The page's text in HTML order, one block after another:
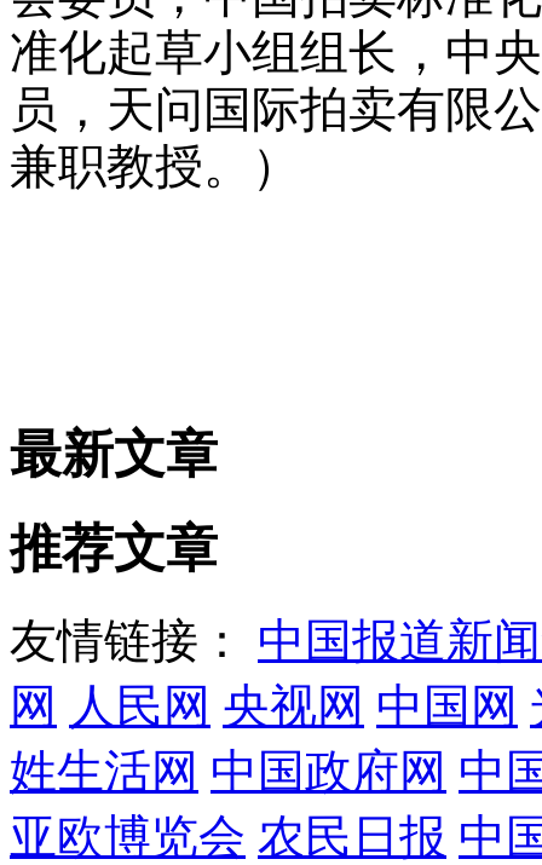
准化起草小组组长，中
员，天问国际拍卖有限
兼职教授。）
最新文章
推荐文章
友情链接： 中国报道新
网 人民网 央视网 中国网
姓生活网 中国政府网 中
亚欧博览会 农民日报 中